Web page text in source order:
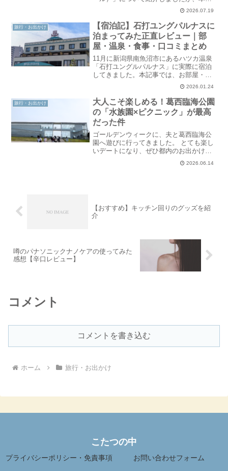
に素敵なお店で、本格的なパティシエの
味が楽しめました。かなりおすすめのお
店で本当に行って良かったです。
「relevé..
2026.07.19
旅行・お出かけ
【宿泊記】石打ユングパルナスに
泊まってみた正直レビュー｜部
屋・温泉・食事・口コミまとめ
11月に新潟県南魚沼市にあるハツカ温泉
「石打ユングルパルナス」に実際に宿泊
してきました。本記事では、お部屋・温
泉・食事・サービスを全てではありませ
んが、写真付きで正直レビューします。
「口コミはいいけど本当？」「どんな人
に向いている？」と迷っ..
2026.01.24
旅行・お出かけ
大人こそ楽しめる！葛西臨海公園
の「水族園×ピクニック」が最高
だった件
ゴールデンウィークに、夫と葛西臨海公
園へ遊びに行ってきました。 とても楽し
いデートになり、ぜひ都内のお出かけス
ポットとして検討していただければと思
います◎水族園はもちろん、公園内のお
2026.06.14
【おすすめ】キッチン回りのグッズを紹
介
噂のパナソニックナノケアの使ってみた
感想【辛口レビュー】
コメント
コメントを書き込む
ホーム 旅行・お出かけ
こたつの中
プライバシーポリシー・免責事項 お問い合わせフォーム